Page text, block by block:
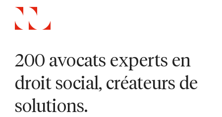
200 avocats experts en
droit social, créateurs de
solutions.